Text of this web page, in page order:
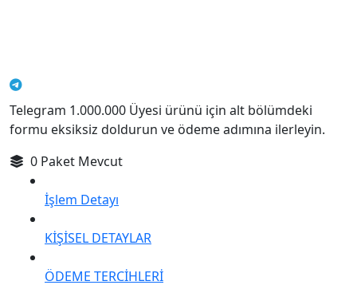
Telegram 1.000.000 Üyesi ürünü için alt bölümdeki
formu eksiksiz doldurun ve ödeme adımına ilerleyin.
0 Paket Mevcut
İşlem Detayı
KİŞİSEL DETAYLAR
ÖDEME TERCİHLERİ